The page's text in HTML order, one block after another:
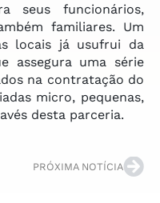
seus funcionários,
familiares. Um
locais já usufrui da
assegura uma série
na contratação do
micro, pequenas,
desta parceria.
PRÓXIMA NOTÍCIA